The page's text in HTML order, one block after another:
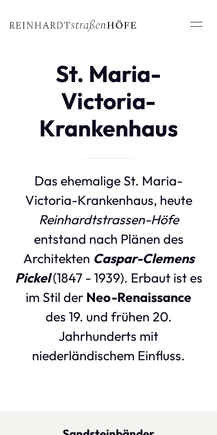
St. Maria-
Victoria-
Krankenhaus
Das ehemalige St. Maria-
Victoria-Krankenhaus, heute
Reinhardt­strassen-Höfe
entstand nach Plänen des
Architekten Caspar-Clemens
Pickel(1847 - 1939). Erbaut ist es
im Stil der Neo-Renaissance
des 19. und frühen 20.
Jahrhunderts mit
niederländischem Einfluss.